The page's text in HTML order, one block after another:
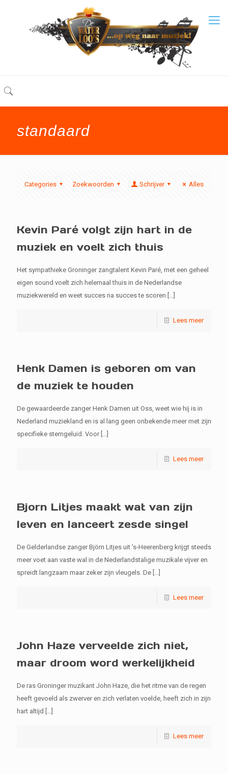
standaard
Categories Zoekwoorden Schrijver Alles
Kevin Paré volgt zijn hart in de
muziek en voelt zich thuis
Het sympathieke Groninger zangtalent Kevin Paré, met een geheel
eigen sound voelt zich helemaal thuis in de Nederlandse
muziekwereld en weet succes na succes te scoren
Lees meer
Henk Damen is geboren om van
de muziek te houden
De gewaardeerde zanger Henk Damen uit Oss, weet wie hij is in
Nederland muziekland en is al lang geen onbekende meer met zijn
specifieke stemgeluid. Voor[…]
Lees meer
Bjorn Litjes maakt wat van zijn
leven en lanceert zesde singel
De Gelderlandse zanger Björn Litjes uit ’s-Heerenberg krijgt steeds
meer voet aan vaste wal in de Nederlandstalige muzikale vijver en
spreidt langzaam maar zeker zijn vleugels. De
Lees meer
John Haze verveelde zich niet,
maar droom word werkelijkheid
De ras Groninger muzikant John Haze, die het ritme van de regen
heeft gevoeld als zwerver en zich verlaten voelde, heeft zich in zijn
hart altijd
Lees meer